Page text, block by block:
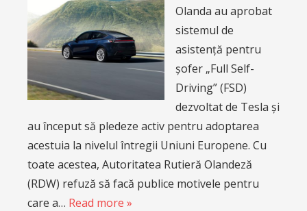
Olanda au aprobat
sistemul de
asistență pentru
șofer „Full Self-
Driving” (FSD)
dezvoltat de Tesla și
au început să pledeze activ pentru adoptarea
acestuia la nivelul întregii Uniuni Europene. Cu
toate acestea, Autoritatea Rutieră Olandeză
(RDW) refuză să facă publice motivele pentru
care a… Read more »